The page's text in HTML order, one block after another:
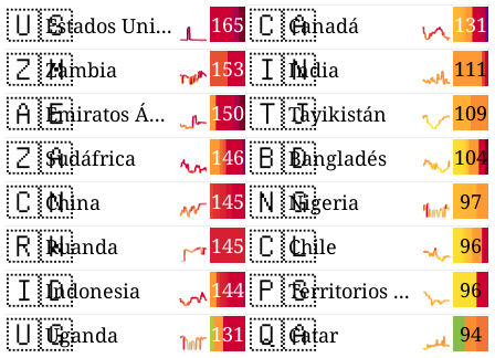
🇺🇸 165
Estados Unidos
🇿🇲 153
Zambia
🇦🇪 150
Emiratos Árabes Unidos
🇿🇦 146
Sudáfrica
🇨🇳 145
China
🇷🇼 145
Ruanda
🇮🇩 144
Indonesia
🇺🇬 131
Uganda
🇨🇦 131
Canadá
🇮🇳 111
India
🇹🇯 109
Tayikistán
🇧🇩 104
Bangladés
🇳🇬 97
Nigeria
🇨🇱 96
Chile
🇵🇸 96
Territorios Palestinos
🇶🇦 94
Catar